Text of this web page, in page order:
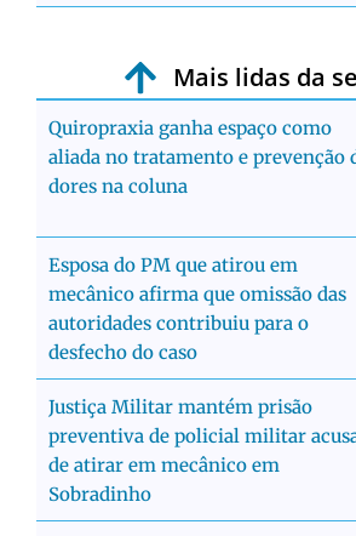
Mais lidas da
Quiropraxia ganha espaço como
aliada no tratamento e prevenção
dores na coluna
Esposa do PM que atirou em
mecânico afirma que omissão das
autoridades contribuiu para o
desfecho do caso
Justiça Militar mantém prisão
preventiva de policial militar
de atirar em mecânico em
Sobradinho